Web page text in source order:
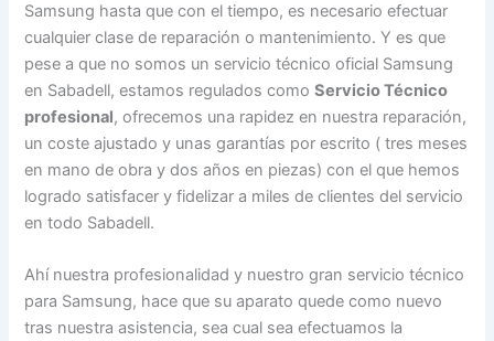
Samsung hasta que con el tiempo, es necesario efectuar
cualquier clase de reparación o mantenimiento. Y es que
pese a que no somos un servicio técnico oficial Samsung
en Sabadell, estamos regulados comoServicio Técnico
profesional, ofrecemos una rapidez en nuestra reparación,
un coste ajustado y unas garantías por escrito ( tres meses
en mano de obra y dos años en piezas) con el que hemos
logrado satisfacer y fidelizar a miles de clientes del servicio
en todo Sabadell.
Ahí nuestra profesionalidad y nuestro gran servicio técnico
para Samsung, hace que su aparato quede como nuevo
tras nuestra asistencia, sea cual sea efectuamos la